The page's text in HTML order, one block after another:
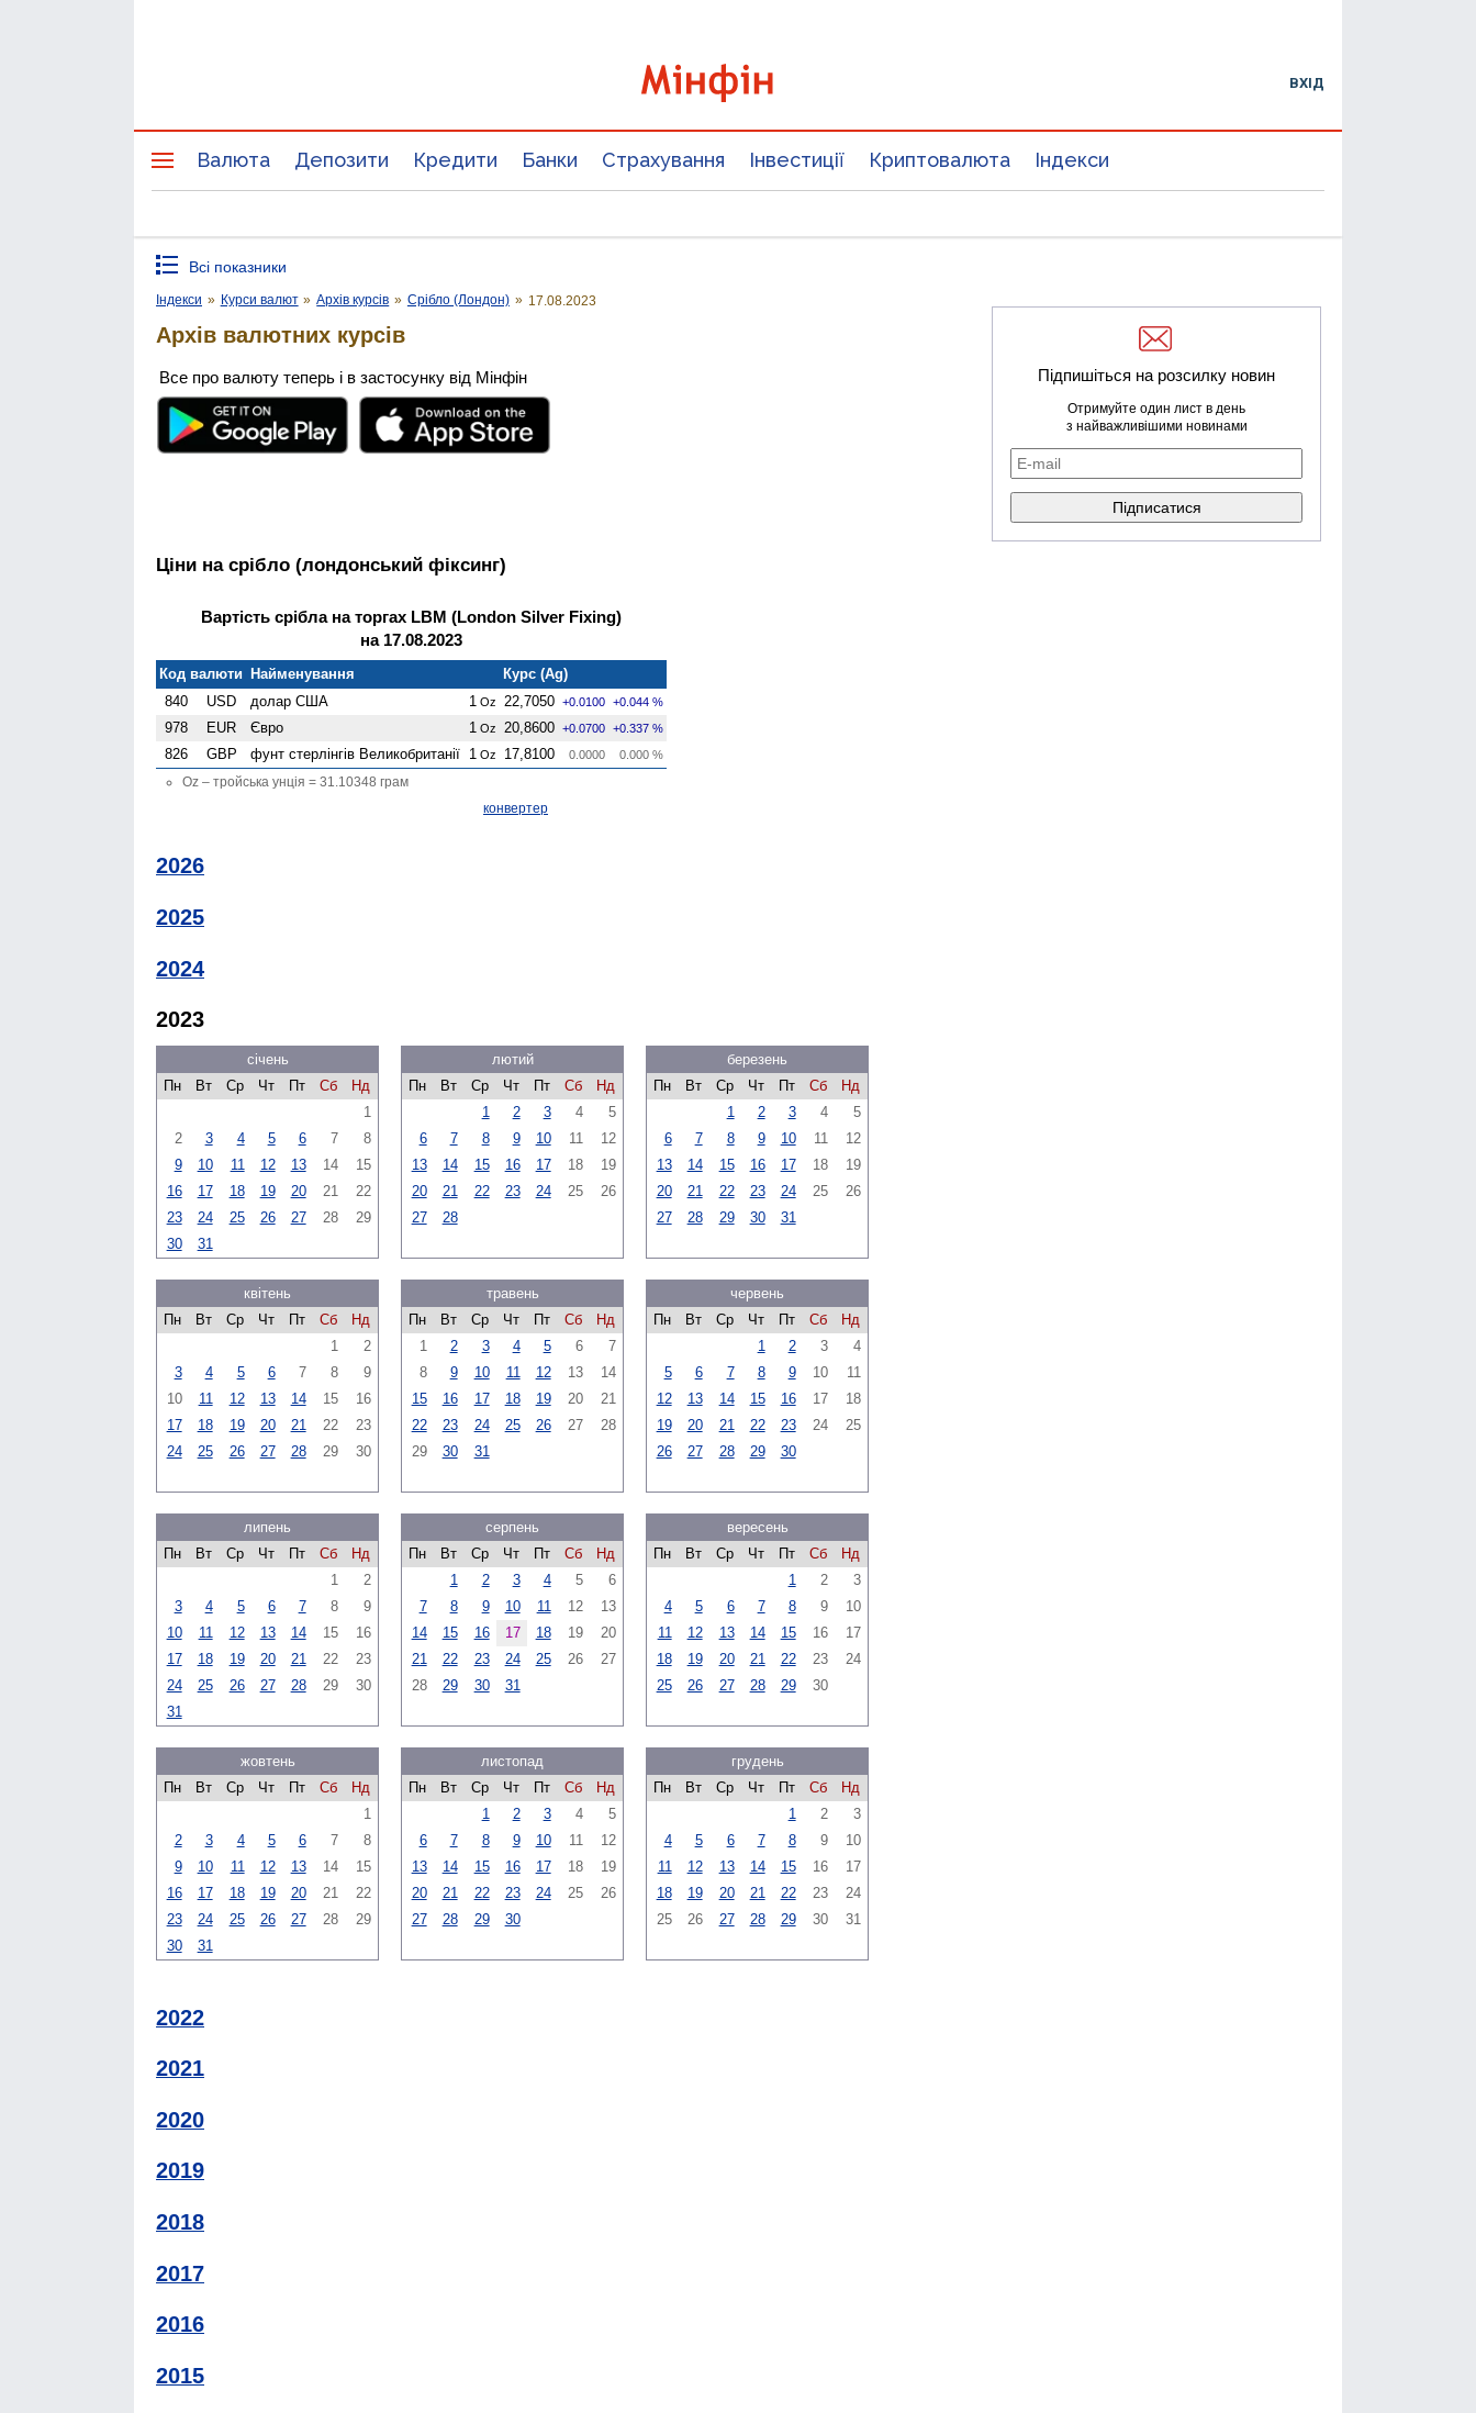
ВХІД
Валюта Депозити Кредити Банки Страхування Інвестиції Криптовалюта Індекси
Всі показники
Індекси » Курси валют » Архів курсів » Срібло (Лондон) » 17.08.2023
Архів валютних курсів
Все про валюту теперь і в застосунку від Мінфін
Ціни на срібло (лондонський фіксинг)
Вартість срібла на торгах LBM (London Silver Fixing)
на 17.08.2023
Код валюти Найменування
Курс (Ag)
840
USD долар США 1 Oz 22,7050 +0.0100 +0.044 %
978 EUR Євро 1 Oz 20,8600 +0.0700 +0.337 %
826 GBP фунт стерлінгів Велико­британії 1 Oz 17,8100 0.0000 0.000 %
Oz – тройська унція = 31.10348 грам
конвертер
2026
2025
2024
2023
січень
Пн
Вт Ср Чт Пт Сб
Нд
1
2
3 4 5 6 7
8
9
10 11 12 13 14
15
16
17 18 19 20 21
22
23
24 25 26 27 28
29
30
31
лютий
Пн
Вт Ср Чт Пт Сб
Нд
1
2 3 4
5
6
7 8 9 10 11
12
13
14 15 16 17 18
19
20
21 22 23 24 25
26
27
28
березень
Пн
Вт Ср Чт Пт Сб
Нд
1
2 3 4
5
6
7 8 9 10 11
12
13
14 15 16 17 18
19
20
21 22 23 24 25
26
27
28 29 30 31
квітень
Пн
Вт Ср Чт Пт Сб
Нд
1
2
3
4 5 6 7 8
9
10
11 12 13 14 15
16
17
18 19 20 21 22
23
24
25 26 27 28 29 30
травень
Пн
Вт Ср Чт Пт Сб
Нд
1
2 3 4 5 6
7
8
9 10 11 12 13
14
15
16 17 18 19 20
21
22
23 24 25 26 27
28
29
30 31
червень
Пн
Вт Ср Чт Пт Сб
Нд
1
2 3
4
5
6 7 8 9 10
11
12
13 14 15 16 17
18
19
20 21 22 23 24
25
26
27 28 29 30
липень
Пн
Вт Ср Чт Пт Сб
Нд
1
2
3
4 5 6 7 8
9
10
11 12 13 14 15
16
17
18 19 20 21 22
23
24
25 26 27 28 29
30
31
серпень
Пн
Вт Ср Чт Пт Сб
Нд
1
2 3 4 5
6
7
8 9 10 11 12
13
14
15 16 17 18 19
20
21
22 23 24 25 26
27
28
29 30 31
вересень
Пн
Вт Ср Чт Пт Сб
Нд
1
2
3
4
5 6 7 8 9
10
11
12 13 14 15 16
17
18
19 20 21 22 23
24
25
26 27 28 29 30
жовтень
Пн
Вт Ср Чт Пт Сб
Нд
1
2
3 4 5 6 7
8
9
10 11 12 13 14
15
16
17 18 19 20 21
22
23
24 25 26 27 28
29
30
31
листопад
Пн
Вт Ср Чт Пт Сб
Нд
1
2 3 4
5
6
7 8 9 10 11
12
13
14 15 16 17 18
19
20
21 22 23 24 25
26
27
28 29 30
грудень
Пн
Вт Ср Чт Пт Сб
Нд
1
2
3
4
5 6 7 8 9
10
11
12 13 14 15 16
17
18
19 20 21 22 23
24
25
26 27 28 29 30 31
2022
2021
2020
2019
2018
2017
2016
2015
Підпишіться на розсилку новин
Отримуйте один лист в день
з найважливішими новинами